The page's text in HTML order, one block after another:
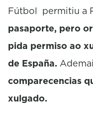
Fútbol permitiu a
pasaporte, pero
pida permiso ao
de España.
comparecencias
xulgado.